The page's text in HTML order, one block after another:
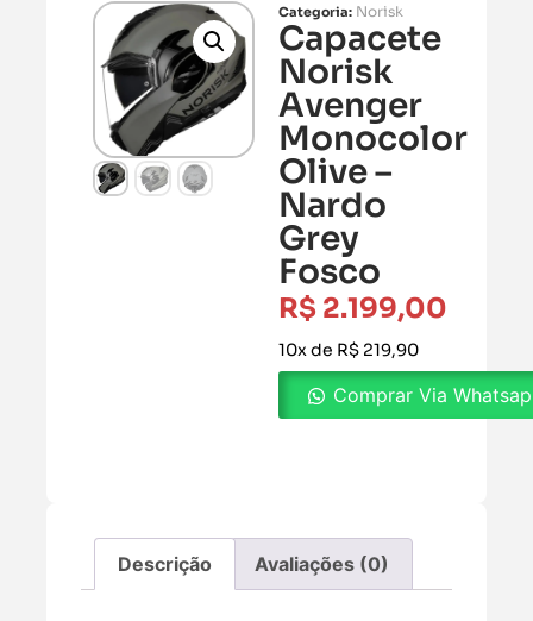
Categoria: Norisk
Capacete
Norisk
Avenger
Monocolor
Olive –
Nardo
Grey
Fosco
R$ 2.199,00
10x de R$ 219,90
Comprar Via
Descrição Avaliações (0)